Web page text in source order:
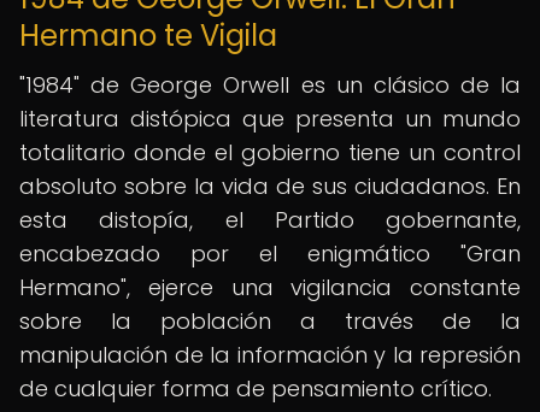
Hermano te Vigila
"1984" de George Orwell es un clásico de la
literatura distópica que presenta un mundo
totalitario donde el gobierno tiene un control
absoluto sobre la vida de sus ciudadanos. En
esta distopía, el Partido gobernante,
encabezado por el enigmático "Gran
Hermano", ejerce una vigilancia constante
sobre la población a través de la
manipulación de la información y la represión
de cualquier forma de pensamiento crítico.